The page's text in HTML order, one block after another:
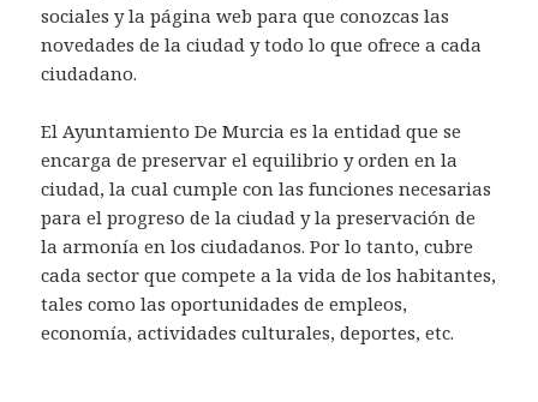
sociales y la página web para que conozcas las
novedades de la ciudad y todo lo que ofrece a cada
ciudadano.
El Ayuntamiento De Murcia es la entidad que se
encarga de preservar el equilibrio y orden en la
ciudad, la cual cumple con las funciones necesarias
para el progreso de la ciudad y la preservación de
la armonía en los ciudadanos. Por lo tanto, cubre
cada sector que compete a la vida de los habitantes,
tales como las oportunidades de empleos,
economía, actividades culturales, deportes, etc.